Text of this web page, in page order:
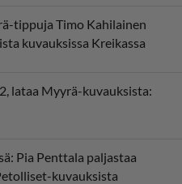
tippuja Timo Kahilainen
kuvauksissa Kreikassa
lataa Myyrä-kuvauksista:
Pia Penttala paljastaa
kuvauksista